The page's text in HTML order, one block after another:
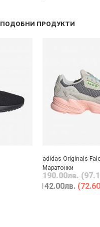
ПОДОБНИ ПРОДУКТИ
adidas Originals
Маратонки
190.00лв.
142.00лв.